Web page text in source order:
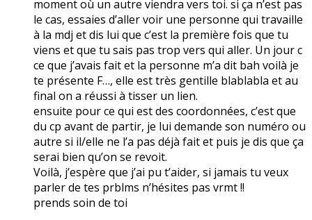
moment où un autre viendra vers toi. si ça n’est pas
le cas, essaies d’aller voir une personne qui travaille
à la mdj et dis lui que c’est la première fois que tu
viens et que tu sais pas trop vers qui aller. Un jour c
ce que j’avais fait et la personne m’a dit bah voilà je
te présente F…, elle est très gentille blablabla et au
final on a réussi à tisser un lien.
ensuite pour ce qui est des coordonnées, c’est que
du cp avant de partir, je lui demande son numéro ou
autre si il/elle ne l’a pas déjà fait et puis je dis que ça
serai bien qu’on se revoit.
Voilà, j’espère que j’ai pu t’aider, si jamais tu veux
parler de tes prblms n’hésites pas vrmt !!
prends soin de toi